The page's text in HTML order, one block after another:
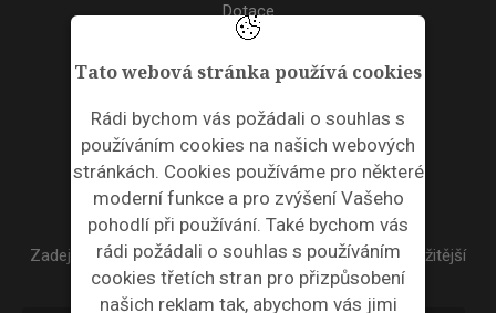
Tato webová stránka používá cookies
Rádi bychom vás požádali o souhlas s
používáním cookies na našich webových
stránkách. Cookies používáme pro některé
moderní funkce a pro zvýšení Vašeho
pohodlí při používání. Také bychom vás
rádi požádali o souhlas s používáním
cookies třetích stran pro přizpůsobení
našich reklam tak, abychom vás jimi
Dotace
Akce
ODPADNÍ PLASTY
NEWSLETTER
Zadejte váš email a my Vám budeme zasílat ty nejdůležitější
informace, maximálně 1x týdně.